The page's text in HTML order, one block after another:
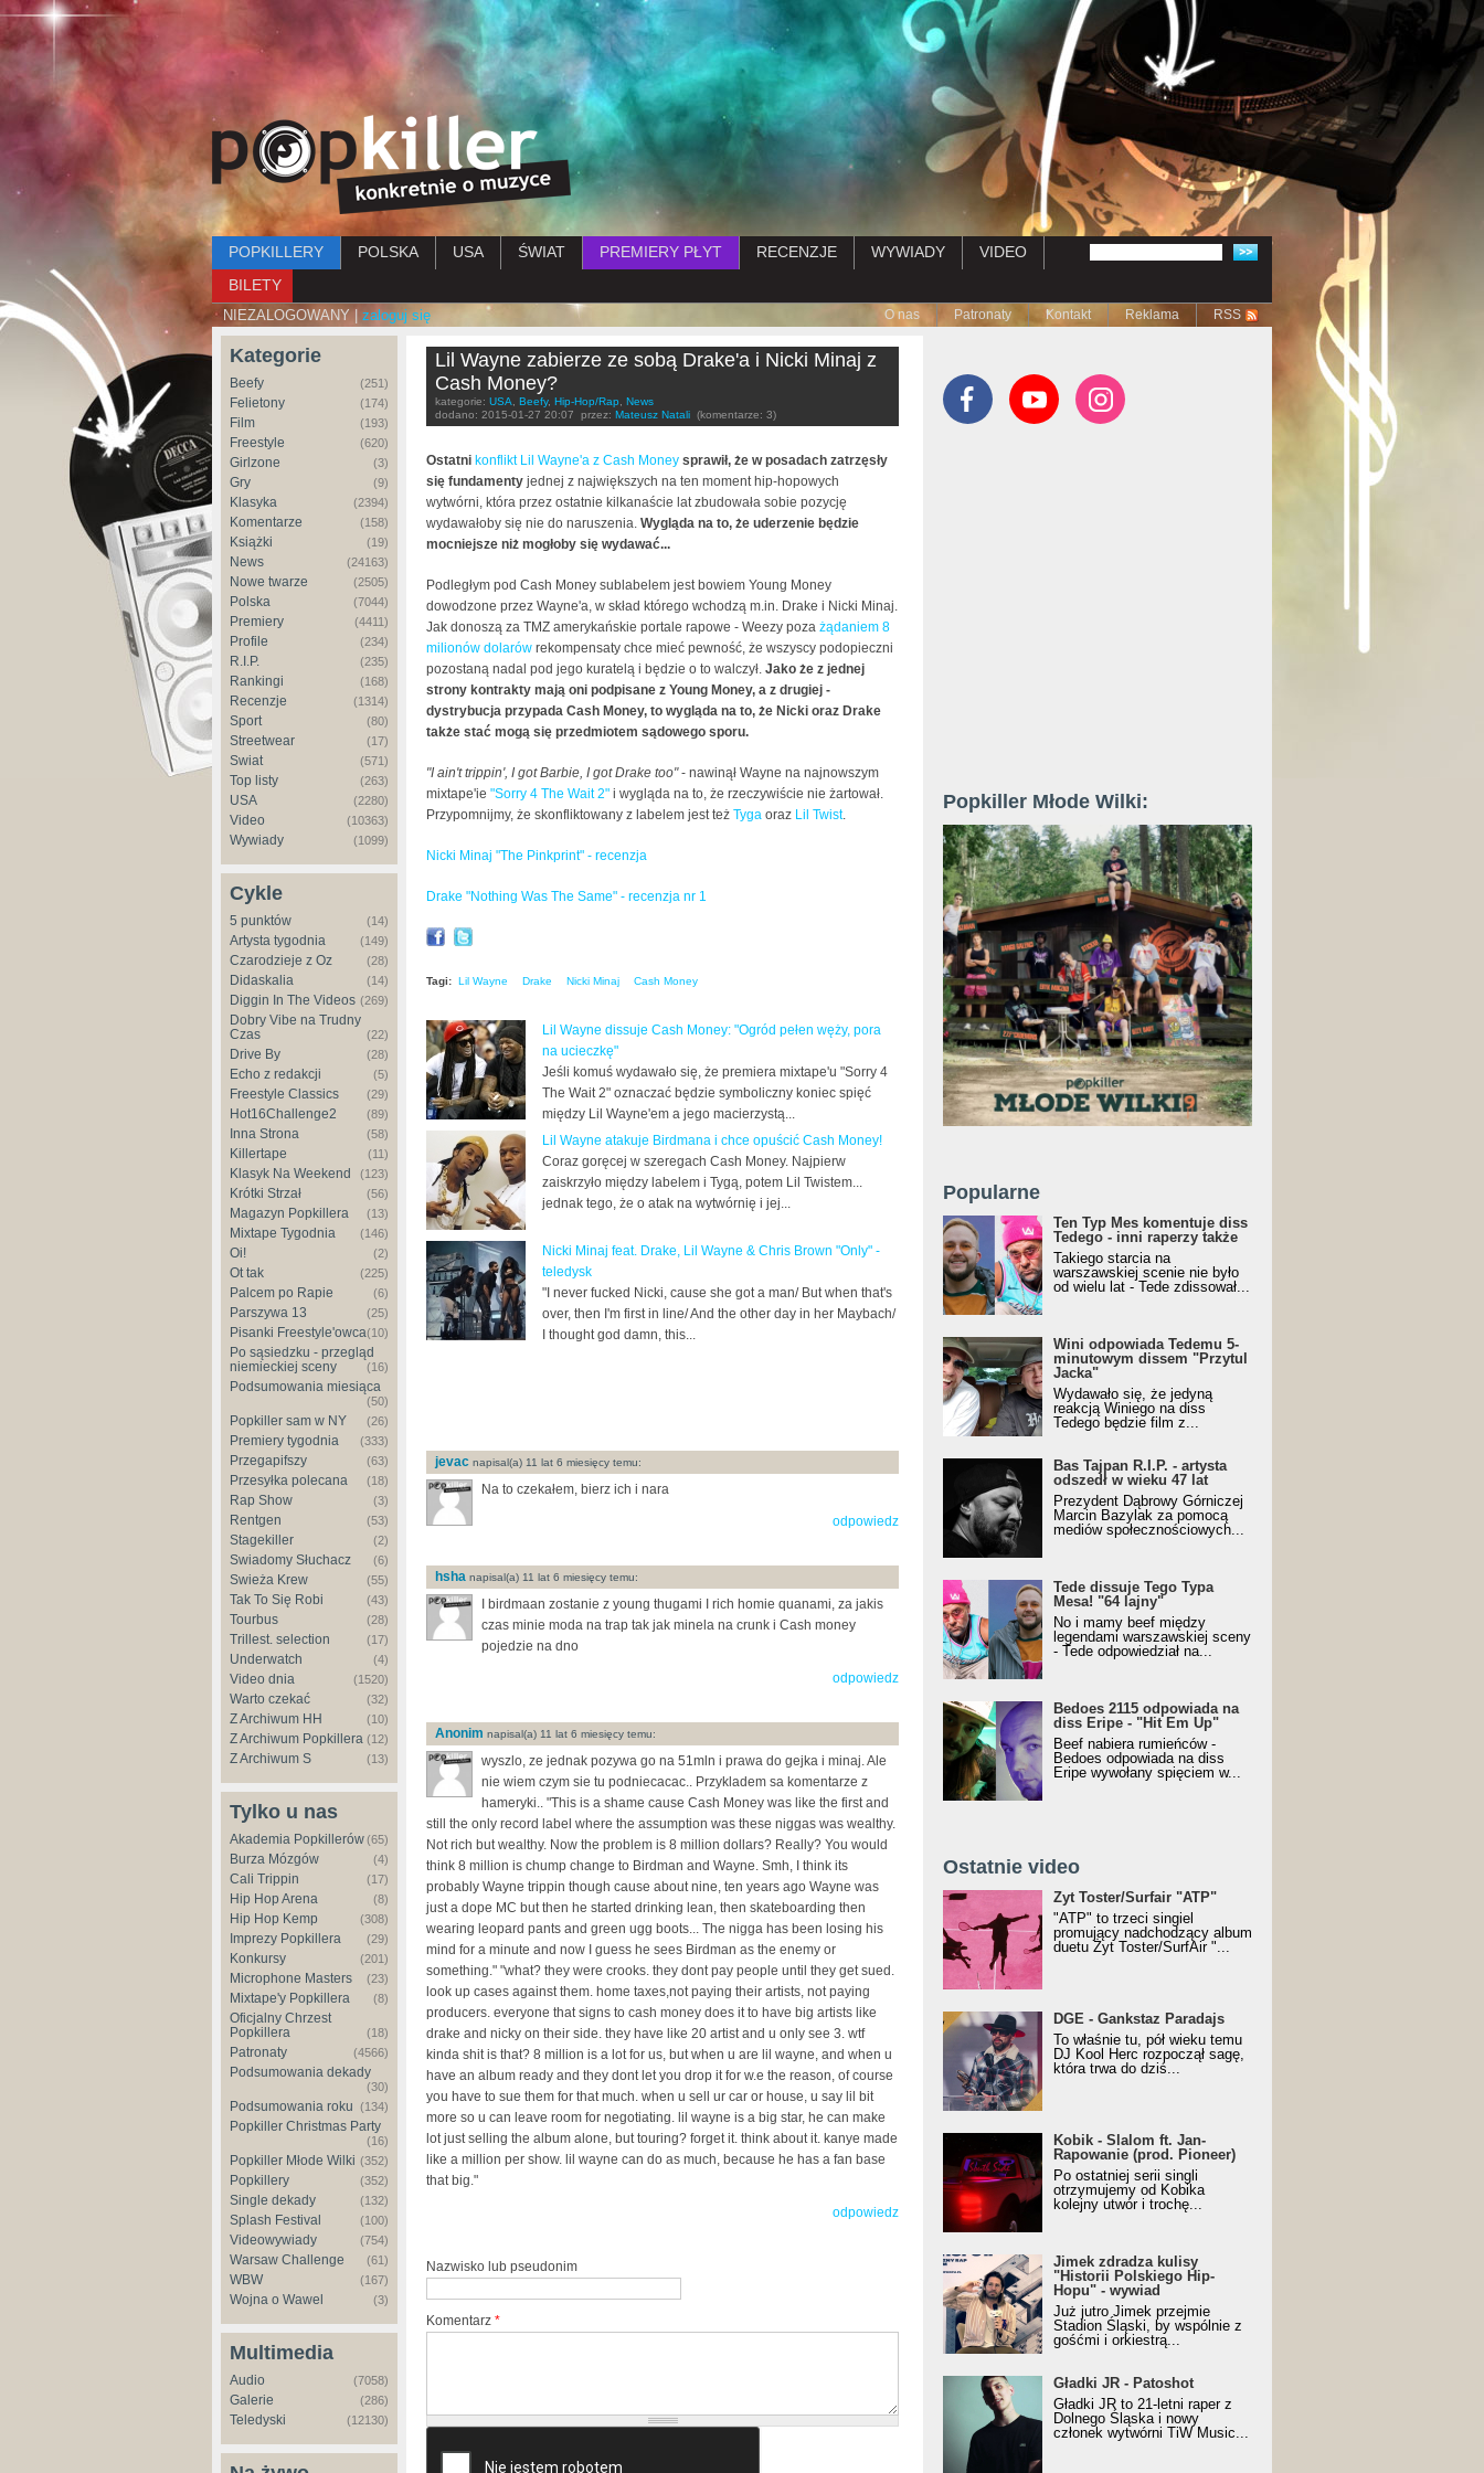
Przejdź do treści
Menu główne
POPKILLERY POLSKA USA ŚWIAT PREMIERY PŁYT RECENZJE WYWIADY
VIDEO
BILETY
NIEZALOGOWANY | zaloguj się Submenu
O nas Patronaty Kontakt Reklama RSS
Kategorie
Beefy (251)
Felietony (174)
Film (193)
Freestyle (620)
Girlzone (3)
Gry (9)
Klasyka (2394)
Komentarze (158)
Książki (19)
News (24163)
Nowe twarze (2505)
Polska (7044)
Premiery (4411)
Profile (234)
R.I.P. (235)
Rankingi (168)
Recenzje (1314)
Sport (80)
Streetwear (17)
Świat (571)
Top listy (263)
USA (2280)
Video (10363)
Wywiady (1099)
Cykle
5 punktów (14)
Artysta tygodnia (149)
Czarodzieje z Oz (28)
Didaskalia (14)
Diggin In The Videos (269)
Dobry Vibe na Trudny
Czas
(22)
Drive By (28)
Echo z redakcji (5)
Freestyle Classics (29)
Hot16Challenge2 (89)
Inna Strona (58)
Killertape (11)
Klasyk Na Weekend (123)
Krótki Strzał (56)
Magazyn Popkillera (13)
Mixtape Tygodnia (146)
Oi! (2)
Ot tak (225)
Palcem po Rapie (6)
Parszywa 13 (25)
Pisanki Freestyle'owca(10)
Po sąsiedzku - przegląd
niemieckiej sceny
(16)
Podsumowania miesiąca
(50)
Popkiller sam w NY (26)
Premiery tygodnia (333)
Przegapifszy (63)
Przesyłka polecana (18)
Rap Show (3)
Rentgen (53)
Stagekiller (2)
Świadomy Słuchacz (6)
Świeża Krew (55)
Tak To Się Robi (43)
Tourbus (28)
Trillest. selection (17)
Underwatch (4)
Video dnia (1520)
Warto czekać (32)
Z Archiwum HH (10)
Z Archiwum Popkillera (12)
Z Archiwum S (13)
Tylko u nas
Akademia Popkillerów(65)
Burza Mózgów (4)
Cali Trippin (17)
Hip Hop Arena (8)
Hip Hop Kemp (308)
Imprezy Popkillera (29)
Konkursy (201)
Microphone Masters (23)
Mixtape'y Popkillera (8)
Oficjalny Chrzest
Popkillera
(18)
Patronaty (4566)
Podsumowania dekady
(30)
Podsumowania roku (134)
Popkiller Christmas Party
(16)
Popkiller Młode Wilki (352)
Popkillery (352)
Single dekady (132)
Splash Festival (100)
Videowywiady (754)
Warsaw Challenge (61)
WBW (167)
Wojna o Wawel (3)
Multimedia
Audio (7058)
Galerie (286)
Teledyski (12130)
Lil Wayne zabierze ze sobą Drake'a i Nicki Minaj z
Cash Money?
kategorie: USA Beefy, Hip-Hop/Rap
News
dodano: 2015-01-27 20:07 przez: Mateusz Natali (komentarze: 3)
Ostatni konflikt Lil Wayne'a z Cash Money sprawił, że w posadach zatrzęsły
się fundamenty jednej z największych na ten moment hip-hopowych
wytwórni, która przez ostatnie kilkanaście lat zbudowała sobie pozycję
wydawałoby się nie do naruszenia. Wygląda na to, że uderzenie będzie
mocniejsze niż mogłoby się wydawać...
Podległym pod Cash Money sublabelem jest bowiem Young Money
dowodzone przez Wayne'a, w skład którego wchodzą m.in. Drake i Nicki Minaj.
Jak donoszą za TMZ amerykańskie portale rapowe - Weezy poza żądaniem 8
milionów dolarów rekompensaty chce mieć pewność, że wszyscy podopieczni
pozostaną nadal pod jego kuratelą i będzie o to walczył. Jako że z jednej
strony kontrakty mają oni podpisane z Young Money, a z drugiej -
dystrybucja przypada Cash Money, to wygląda na to, że Nicki oraz Drake
także stać mogą się przedmiotem sądowego sporu.
"I ain't trippin', I got Barbie, I got Drake too"- nawinął Wayne na najnowszym
mixtape'ie "Sorry 4 The Wait 2" i wygląda na to, że rzeczywiście nie żartował.
Przypomnijmy, że skonfliktowany z labelem jest też Tyga oraz Lil Twist.
Nicki Minaj "The Pinkprint" - recenzja
Drake "Nothing Was The Same" - recenzja nr 1
Tagi: Lil Wayne Drake Nicki Minaj Cash Money
Lil Wayne dissuje Cash Money: "Ogród pełen węży, pora
na ucieczkę"
Jeśli komuś wydawało się, że premiera mixtape'u "Sorry 4
The Wait 2" oznaczać będzie symboliczny koniec spięć
między Lil Wayne'em a jego macierzystą...
Lil Wayne atakuje Birdmana i chce opuścić Cash Money!
Coraz goręcej w szeregach Cash Money. Najpierw
zaiskrzyło między labelem i Tygą, potem Lil Twistem...
jednak tego, że o atak na wytwórnię i jej...
Nicki Minaj feat. Drake, Lil Wayne & Chris Brown "Only" -
teledysk
"I never fucked Nicki, cause she got a man/ But when that's
over, then I'm first in line/ And the other day in her Maybach/
I thought god damn, this...
jevac napisal(a) 11 lat 6 miesięcy temu:
Na to czekałem, bierz ich i nara
odpowiedz
hsha napisal(a) 11 lat 6 miesięcy temu:
I birdmaan zostanie z young thugami I rich homie quanami, za jakis
czas minie moda na trap tak jak minela na crunk i Cash money
pojedzie na dno
odpowiedz
Anonim napisal(a) 11 lat 6 miesięcy temu:
wyszlo, ze jednak pozywa go na 51mln i prawa do gejka i minaj. Ale
nie wiem czym sie tu podniecacac.. Przykladem sa komentarze z
hameryki.. "This is a shame cause Cash Money was like the first and
still the only record label where the assumption was these niggas was wealthy.
Not rich but wealthy. Now the problem is 8 million dollars? Really? You would
think 8 million is chump change to Birdman and Wayne. Smh, I think its
probably Wayne trippin though cause about nine, ten years ago Wayne was
just a dope MC but then he started drinking lean, then skateboarding then
wearing leopard pants and green ugg boots... The nigga has been losing his
mind for a minute and now I guess he sees Birdman as the enemy or
something." "what? they were crooks. they dont pay people until they get sued.
look up cases against them. home taxes,not paying their artists, not paying
producers. everyone that signs to cash money does it to have big artists like
drake and nicky on their side. they have like 20 artist and u only see 3. wtf
kinda shit is that? 8 million is a lot for us, but when u are lil wayne, and when u
have an album ready and they dont let you drop it for w.e the reason, of course
you have to sue them for that much. when u sell ur car or house, u say lil bit
more so u can leave room for negotiating. lil wayne is a big star, he can make
lot just selling the album alone, but touring? forget it. think about it. kanye made
like a million per show. lil wayne can do as much, because he has a fan base
that big."
odpowiedz
Nazwisko lub pseudonim
Komentarz *
Popkiller Młode Wilki:
Popularne
Ten Typ Mes komentuje diss
Tedego - inni raperzy także
Takiego starcia na
warszawskiej scenie nie było
od wielu lat - Tede zdissował...
Wini odpowiada Tedemu 5-
minutowym dissem "Przytul
Jacka"
Wydawało się, że jedyną
reakcją Winiego na diss
Tedego będzie film z...
Bas Tajpan R.I.P. - artysta
odszedł w wieku 47 lat
Prezydent Dąbrowy Górniczej
Marcin Bazylak za pomocą
mediów społecznościowych...
Tede dissuje Tego Typa
Mesa! "64 lajny"
No i mamy beef między
legendami warszawskiej sceny
- Tede odpowiedział na...
Bedoes 2115 odpowiada na
diss Eripe - "Hit Em Up"
Beef nabiera rumieńców -
Bedoes odpowiada na diss
Eripe wywołany spięciem w...
Ostatnie video
Żyt Toster/SurfAir - ATP VIDEO
Żyt Toster/Surfair "ATP"
"ATP" to trzeci singiel
promujący nadchodzący album
duetu Żyt Toster/SurfAir "...
donGURALesko z nagrodą za
Klasyczny/Trueschoolowy
Album Roku (Popkillery 2023)
DGE - Gankstaz Paradajs
To właśnie tu, pół wieku temu
DJ Kool Herc rozpoczął sagę,
która trwa do dziś...
Kobik - Slalom ft. Jan-
Rapowanie (prod. Pioneer)
[Official Music Visualiser]
Kobik - Slalom ft. Jan-
Rapowanie (prod. Pioneer)
Po ostatniej serii singli
otrzymujemy od Kobika
kolejny utwór i trochę...
Jimek zdradza kulisy "Historii
Polskiego Hip-Hopu" - wywiad
Jimek zdradza kulisy
"Historii Polskiego Hip-
Hopu" - wywiad
Już jutro Jimek przejmie
Stadion Śląski, by wspólnie z
gośćmi i orkiestrą...
Gładki JR - Patoshot
Gładki JR - Patoshot
Gładki JR to 21-letni raper z
Dolnego Śląska i nowy
członek wytwórni TiW Music...